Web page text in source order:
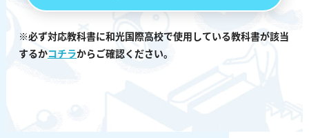
※必ず対応教科書に和光国際高校で使用している教科書が該当
するかコチラからご確認ください。